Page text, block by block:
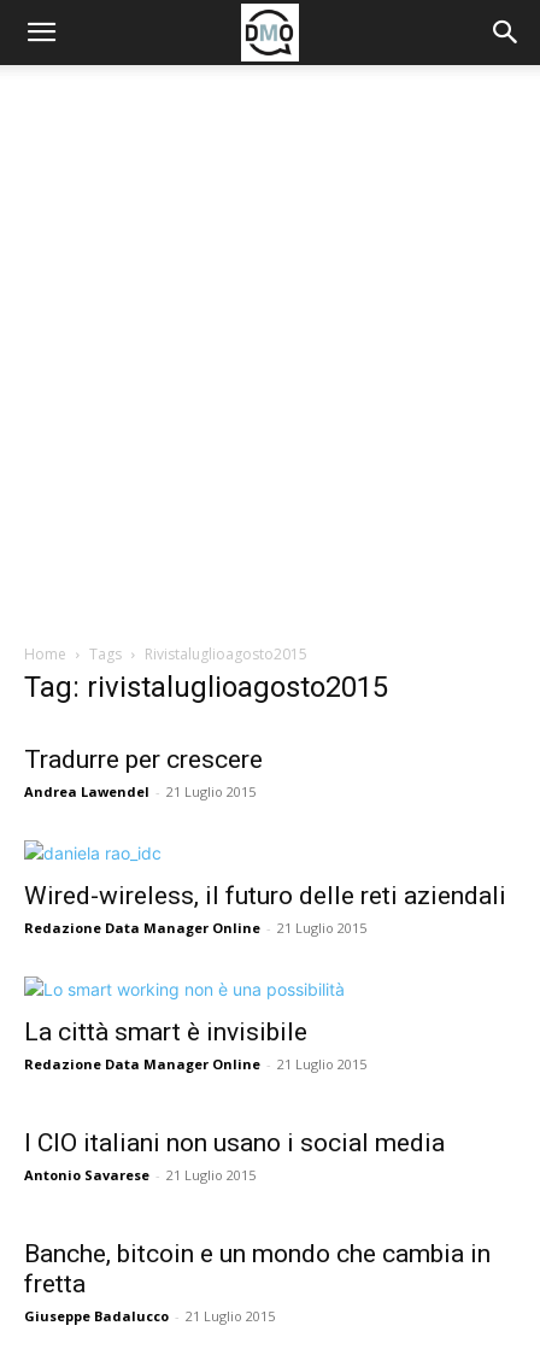
Home Tags Rivistaluglioagosto2015
Tag: rivistaluglioagosto2015
Tradurre per crescere
Andrea Lawendel - 21 Luglio 2015
Wired-wireless, il futuro delle reti aziendali
Redazione Data Manager Online - 21 Luglio 2015
La città smart è invisibile
Redazione Data Manager Online - 21 Luglio 2015
I CIO italiani non usano i social media
Antonio Savarese - 21 Luglio 2015
Banche, bitcoin e un mondo che cambia in
fretta
Giuseppe Badalucco - 21 Luglio 2015